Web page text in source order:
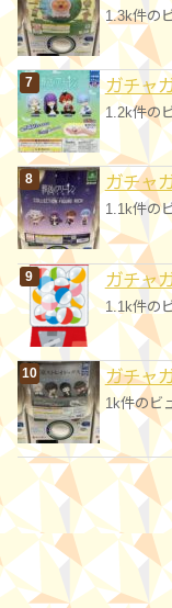
1.3k件の
ガチャ
1.2k件の
ガチャ
1.1k件の
ガチャ
1.1k件の
ガチャ
1k件のビ